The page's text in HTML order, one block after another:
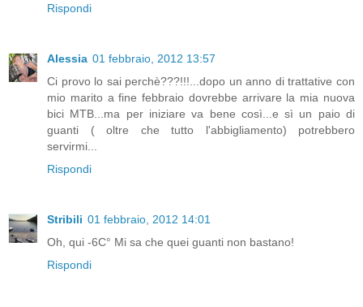
Rispondi
Alessia 01 febbraio, 2012 13:57
Ci provo lo sai perchè???!!!...dopo un anno di trattative con
mio marito a fine febbraio dovrebbe arrivare la mia nuova
bici MTB...ma per iniziare va bene così...e sì un paio di
guanti ( oltre che tutto l'abbigliamento) potrebbero
servirmi...
Rispondi
Stribili 01 febbraio, 2012 14:01
Oh, qui -6C° Mi sa che quei guanti non bastano!
Rispondi